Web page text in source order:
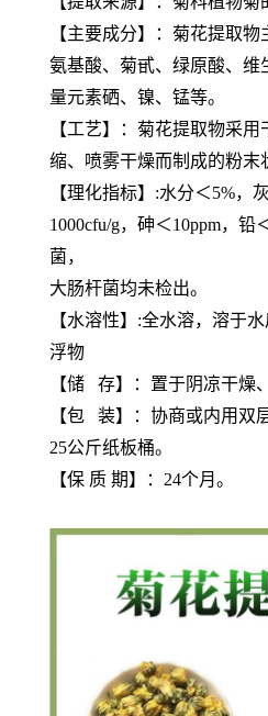
【主要成分】：菊花提取物
氨基酸、菊甙、绿原酸、
量元素硒、镍、锰等。
【工艺】：菊花提取物采
缩、喷雾干燥而制成的粉末
【理化指标】:水分＜5%，
1000cfu/g，砷＜10ppm，铅
菌，
大肠杆菌均未检出。
【水溶性】:全水溶，溶于
浮物
【储 存】：置于阴凉干燥
【包 装】：协商或内用双
25公斤纸板桶。
【保 质 期】：24个月。